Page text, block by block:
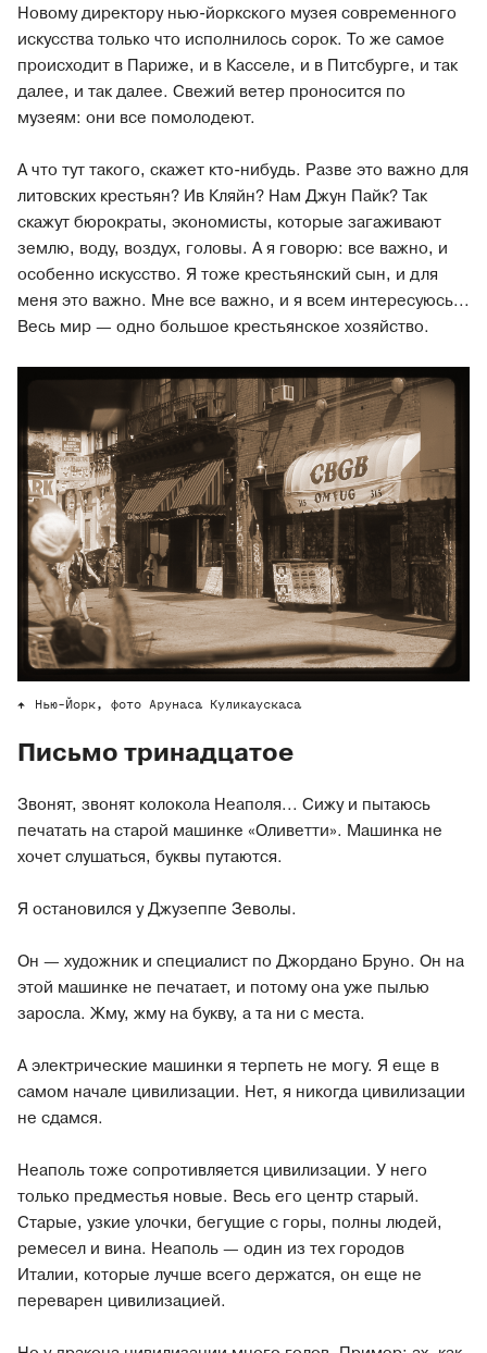
Новому директору нью-йоркского музея современного
искусства только что исполнилось сорок. То же самое
происходит в Париже, и в Касселе, и в Питсбурге, и так
далее, и так далее. Свежий ветер проносится по
музеям: они все помолодеют.
А что тут такого, скажет кто-нибудь. Разве это важно для
литовских крестьян? Ив Кляйн? Нам Джун Пайк? Так
скажут бюрократы, экономисты, которые загаживают
землю, воду, воздух, головы. А я говорю: все важно, и
особенно искусство. Я тоже крестьянский сын, и для
меня это важно. Мне все важно, и я всем интересуюсь...
Весь мир — одно большое крестьянское хозяйство.
Нью-Йорк, фото Арунаса Куликаускаса
Письмо тринадцатое
Звонят, звонят колокола Неаполя... Сижу и пытаюсь
печатать на старой машинке «Оливетти». Машинка не
хочет слушаться, буквы путаются.
Я остановился у Джузеппе Зеволы.
Он — художник и специалист по Джордано Бруно. Он на
этой машинке не печатает, и потому она уже пылью
заросла. Жму, жму на букву, а та ни с места.
А электрические машинки я терпеть не могу. Я еще в
самом начале цивилизации. Нет, я никогда цивилизации
не сдамся.
Неаполь тоже сопротивляется цивилизации. У него
только предместья новые. Весь его центр старый.
Старые, узкие улочки, бегущие с горы, полны людей,
ремесел и вина. Неаполь — один из тех городов
Италии, которые лучше всего держатся, он еще не
переварен цивилизацией.